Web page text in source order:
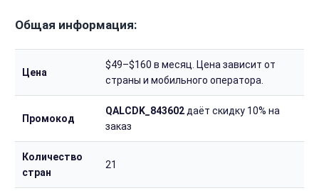
Общая информация:
Цена
$49–$160 в месяц. Цена зависит от
страны и мобильного оператора.
Промокод
QALCDK_843602даёт скидку 10% на
заказ
Количество
стран
21